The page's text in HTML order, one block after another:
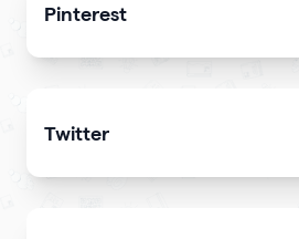
Pinterest
Showcase Pins, boards and more
Twitter